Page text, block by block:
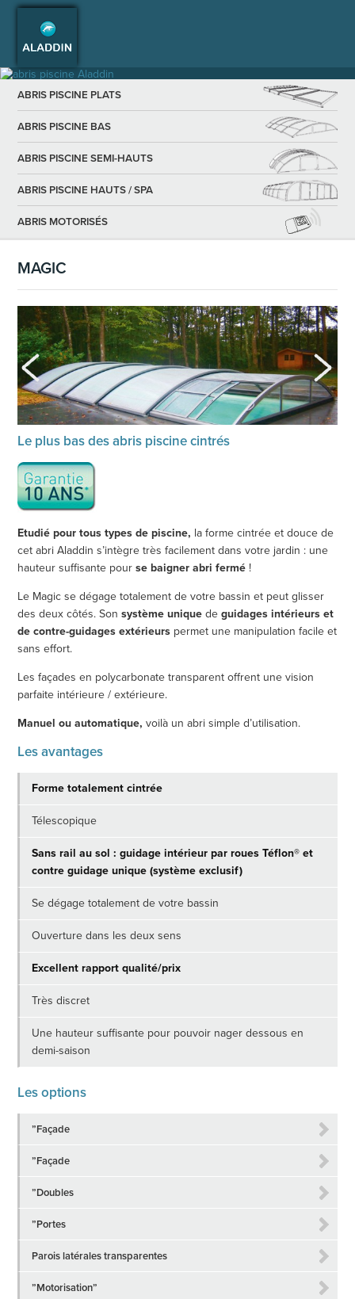
ABRIS PISCINE PLATS
ABRIS PISCINE BAS
ABRIS PISCINE SEMI-HAUTS
ABRIS PISCINE HAUTS / SPA
ABRIS MOTORISÉS
MAGIC
Le plus bas des abris piscine cintrés
Etudié pour tous types de piscine, la forme cintrée et douce de
cet abri Aladdin s’intègre très facilement dans votre jardin : une
hauteur suffisante pourse baigner abri fermé !
Le Magic se dégage totalement de votre bassin et peut glisser
des deux côtés. Sonsystème unique deguidages intérieurs et
de contre-guidages extérieurs permet une manipulation facile et
sans effort.
Les façades en polycarbonate transparent offrent une vision
parfaite intérieure / extérieure.
Manuel ou automatique, voilà un abri simple d’utilisation.
Les avantages
Forme totalement cintrée
Télescopique
Sans rail au sol : guidage intérieur par roues Téflon® et
contre guidage unique (système exclusif)
Se dégage totalement de votre bassin
Ouverture dans les deux sens
Excellent rapport qualité/prix
Très discret
Une hauteur suffisante pour pouvoir nager dessous en
demi-saison
Les options
”Façade
”Façade
”Doubles
”Portes
Parois latérales transparentes
”Motorisation”